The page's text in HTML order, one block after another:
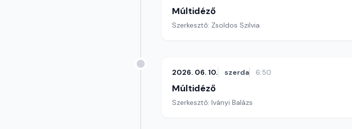
Múltidéző
Szerkesztő: Zsoldos Szilvia
2026. 06. 10. szerda 6:50
Múltidéző
Szerkesztő: Iványi Balázs